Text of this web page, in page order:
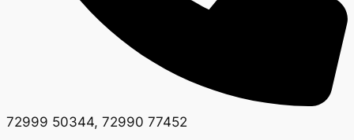
72999 50344, 72990 77452